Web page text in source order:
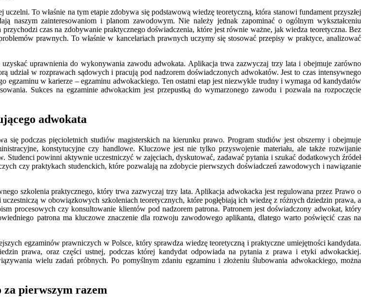
To właśnie na tym etapie zdobywa się podstawową wiedzę teoretyczną, która stanowi fundament przyszłej
naszym zainteresowaniom i planom zawodowym. Nie należy jednak zapominać o ogólnym wykształceniu
czas na zdobywanie praktycznego doświadczenia, które jest równie ważne, jak wiedza teoretyczna. Bez
prawnych. To właśnie w kancelariach prawnych uczymy się stosować przepisy w praktyce, analizować
uprawnienia do wykonywania zawodu adwokata. Aplikacja trwa zazwyczaj trzy lata i obejmuje zarówno
w rozprawach sądowych i pracują pod nadzorem doświadczonych adwokatów. Jest to czas intensywnego
egzaminu w karierze – egzaminu adwokackiego. Ten ostatni etap jest niezwykle trudny i wymaga od kandydatów
Sukces na egzaminie adwokackim jest przepustką do wymarzonego zawodu i pozwala na rozpoczęcie
adwokata
się podczas pięcioletnich studiów magisterskich na kierunku prawo. Program studiów jest obszerny i obejmuje
konstytucyjne czy handlowe. Kluczowe jest nie tylko przyswojenie materiału, ale także rozwijanie
powinni aktywnie uczestniczyć w zajęciach, dyskutować, zadawać pytania i szukać dodatkowych źródeł
czy praktykach studenckich, które pozwalają na zdobycie pierwszych doświadczeń zawodowych i nawiązanie
szkolenia praktycznego, który trwa zazwyczaj trzy lata. Aplikacja adwokacka jest regulowana przez Prawo o
w obowiązkowych szkoleniach teoretycznych, które pogłębiają ich wiedzę z różnych dziedzin prawa, a
procesowych czy konsultowanie klientów pod nadzorem patrona. Patronem jest doświadczony adwokat, który
patrona ma kluczowe znaczenie dla rozwoju zawodowego aplikanta, dlatego warto poświęcić czas na
egzaminów prawniczych w Polsce, który sprawdza wiedzę teoretyczną i praktyczne umiejętności kandydata.
prawa, oraz części ustnej, podczas której kandydat odpowiada na pytania z prawa i etyki adwokackiej.
wielu zadań próbnych. Po pomyślnym zdaniu egzaminu i złożeniu ślubowania adwokackiego, można
za pierwszym razem